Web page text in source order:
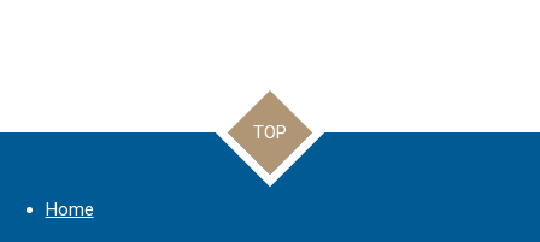
TOP
Home